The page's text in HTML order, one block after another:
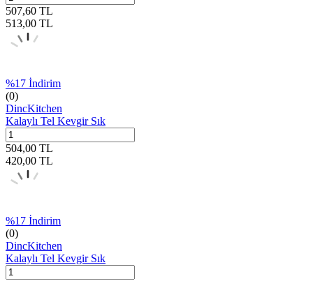
507,60 TL
513,00 TL
%17 İndirim
(0)
DincKitchen
Kalaylı Tel Kevgir Sık
504,00 TL
420,00 TL
%17 İndirim
(0)
DincKitchen
Kalaylı Tel Kevgir Sık